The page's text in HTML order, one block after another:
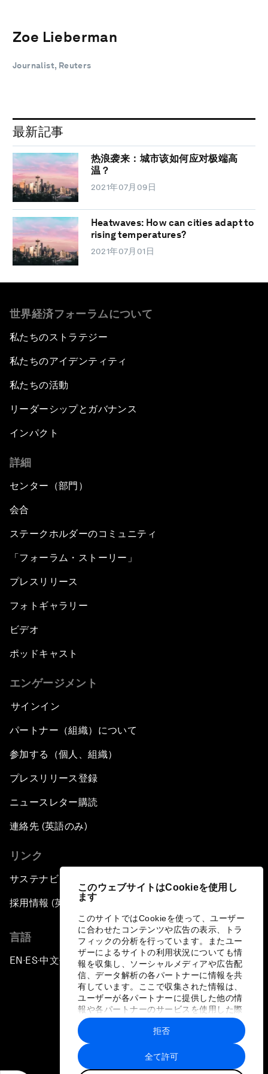
このウェブサイトはCookieを使用し
ます
このサイトではCookieを使って、ユーザー
に合わせたコンテンツや広告の表示、トラ
フィックの分析を行っています。またユー
ザーによるサイトの利用状況についても情
報を収集し、ソーシャルメディアや広告配
信、データ解析の各パートナーに情報を共
有しています。ここで収集された情報は、
ユーザーが各パートナーに提供した他の情
報や各パートナーのサービスを使用した際
に収集された情報と組み合わされ、各パー
トナーによって使用されることがありま
す。
全て許可
拒否
Zoe Lieberman
Journalist, Reuters
最新記事
热浪袭来：城市该如何应对极端高
温？
2021年07月09日
Heatwaves: How can cities adapt to
rising temperatures?
2021年07月01日
世界経済フォーラムについて
私たちのストラテジー
私たちのアイデンティティ
私たちの活動
リーダーシップとガバナンス
インパクト
詳細
センター（部門）
会合
ステークホルダーのコミュニティ
「フォーラム・ストーリー」
プレスリリース
フォトギャラリー
ビデオ
ポッドキャスト
エンゲージメント
サインイン
パートナー（組織）について
参加する（個人、組織）
プレスリリース登録
ニュースレター購読
連絡先 (英語のみ)
リンク
サステナビリティへの取り組み
採用情報 (英語のみ)
言語
EN ▪ES▪中文▪ 日本語
プライバシーポリシーと利用規約
サイトマップ